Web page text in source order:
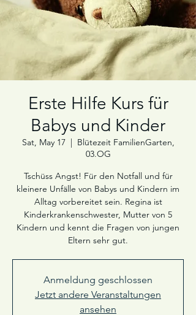
Erste Hilfe Kurs für
Babys und Kinder
Sat, May 17
  |
Blütezeit FamilienGarten,
03.OG
Tschüss Angst! Für den Notfall und für
kleinere Unfälle von Babys und Kindern im
Alltag vorbereitet sein. Regina ist
Kinderkrankenschwester, Mutter von 5
Kindern und kennt die Fragen von jungen
Eltern sehr gut.
Anmeldung geschlossen
Jetzt andere Veranstaltungen
ansehen